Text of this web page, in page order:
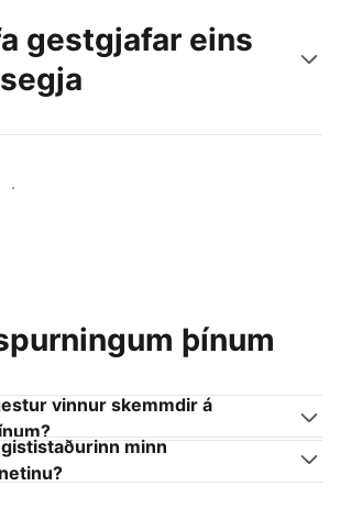
gestgjafar eins
aðra gestgjafa
þínum
vinnur skemmdir á
minn